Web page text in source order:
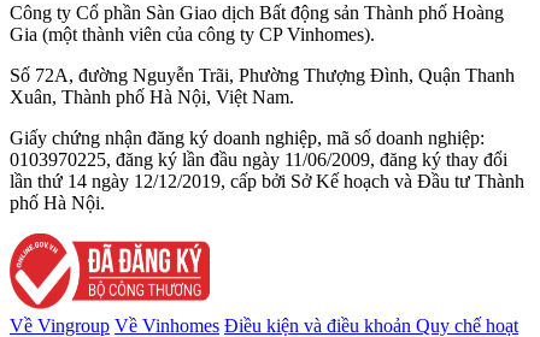
Công ty Cổ phần Sàn Giao dịch Bất động sản Thành phố Hoàng
Gia (một thành viên của công ty CP Vinhomes).
Số 72A, đường Nguyễn Trãi, Phường Thượng Đình, Quận Thanh
Xuân, Thành phố Hà Nội, Việt Nam.
Giấy chứng nhận đăng ký doanh nghiệp, mã số doanh nghiệp:
0103970225, đăng ký lần đầu ngày 11/06/2009, đăng ký thay đổi
lần thứ 14 ngày 12/12/2019, cấp bởi Sở Kế hoạch và Đầu tư Thành
phố Hà Nội.
Về Vingroup Về Vinhomes Điều kiện và điều khoản Quy chế hoạt